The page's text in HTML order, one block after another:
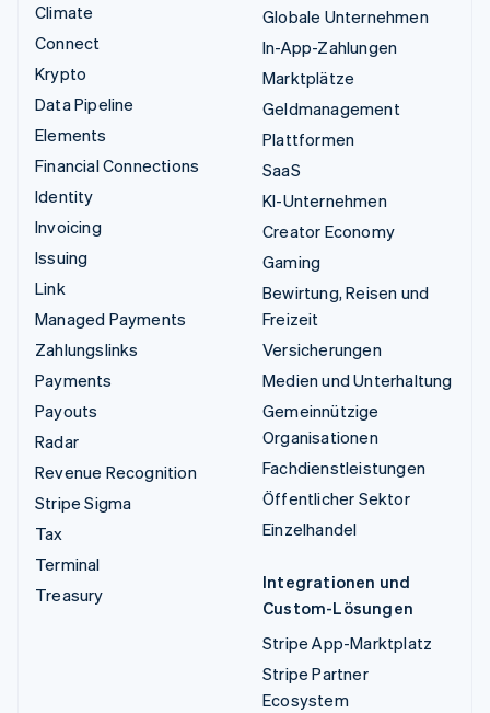
Climate
Connect
Krypto
Data Pipeline
Elements
Financial Connections
Identity
Invoicing
Issuing
Link
Managed Payments
Zahlungslinks
Payments
Payouts
Radar
Revenue Recognition
Stripe Sigma
Tax
Terminal
Treasury
Globale Unternehmen
In-App-Zahlungen
Marktplätze
Geldmanagement
Plattformen
SaaS
KI-Unternehmen
Creator Economy
Gaming
Bewirtung, Reisen und
Freizeit
Versicherungen
Medien und Unterhaltung
Gemeinnützige
Organisationen
Fachdienstleistungen
Öffentlicher Sektor
Einzelhandel
Integrationen und
Custom-Lösungen
Stripe App-Marktplatz
Stripe Partner
Ecosystem